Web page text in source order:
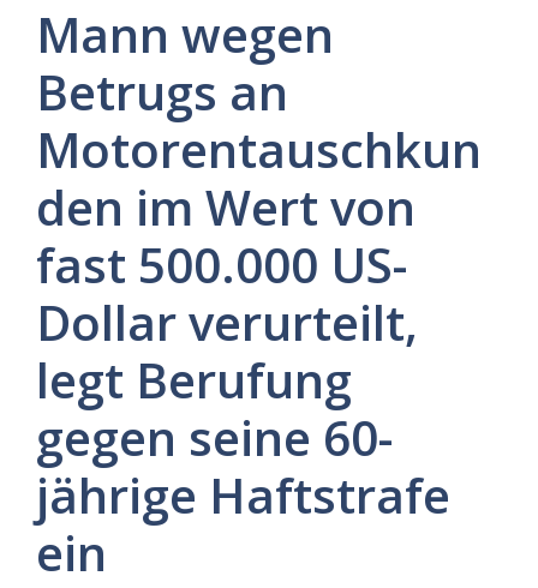
Mann wegen
Betrugs an
Motorentauschkun
den im Wert von
fast 500.000 US-
Dollar verurteilt,
legt Berufung
gegen seine 60-
jährige Haftstrafe
ein